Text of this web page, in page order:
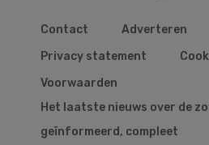
Contact
Adverteren
Privacy statement
Voorwaarden
Het laatste nieuws over de
geïnformeerd, compleet